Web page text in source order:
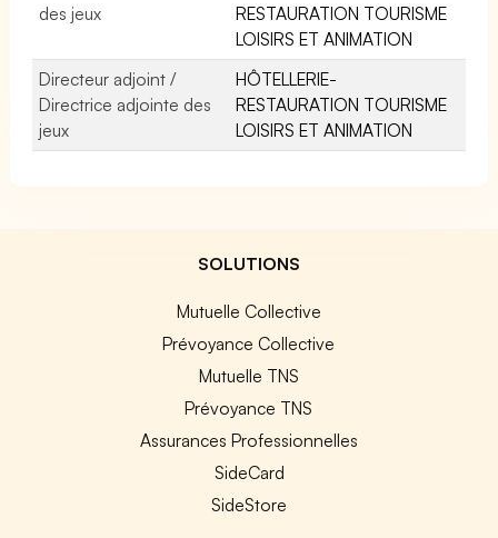
des jeux
RESTAURATION TOURISME
LOISIRS ET ANIMATION
Directeur adjoint /
Directrice adjointe des
jeux
HÔTELLERIE-
RESTAURATION TOURISME
LOISIRS ET ANIMATION
SOLUTIONS
Mutuelle Collective
Prévoyance Collective
Mutuelle TNS
Prévoyance TNS
Assurances Professionnelles
SideCard
SideStore